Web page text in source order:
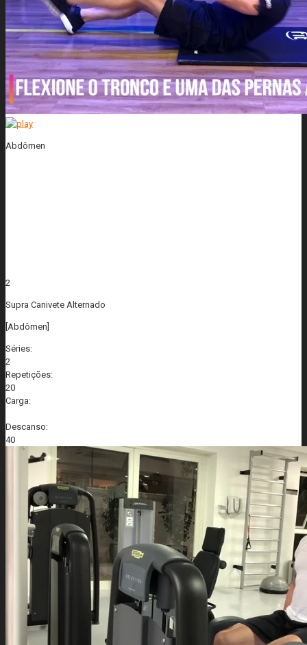
Abdômen
2
Supra Canivete Alternado
[Abdômen]
Séries:
2
Repetições:
20
Carga:
Descanso:
40